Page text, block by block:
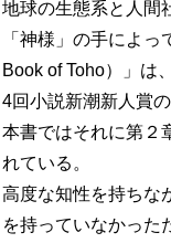
地球の生態系と人間
「神様」の手によ
Book of Toho）」は
4回小説新潮新人賞
本書ではそれに第２
れている。
高度な知性を持ちな
を持っていなかった